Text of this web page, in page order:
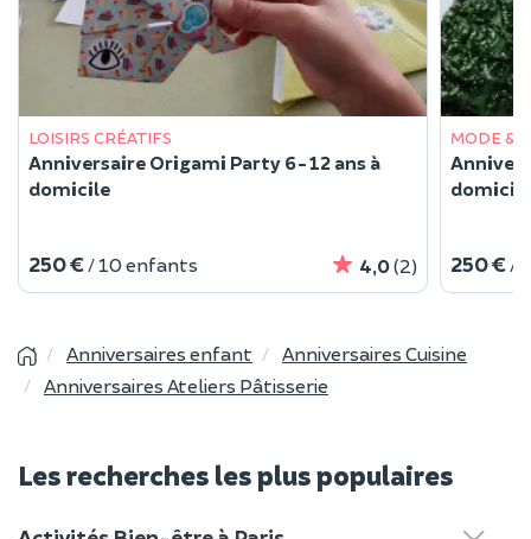
LOISIRS CRÉATIFS
Anniversaire Origami Party 6-12 ans à
domicile
250 € / 10 enfants 4,0(2)
MODE &
domicile
250 € /
Anniversaires enfant
Anniversaires Cuisine
Anniversaires Ateliers Pâtisserie
Les recherches les plus populaires